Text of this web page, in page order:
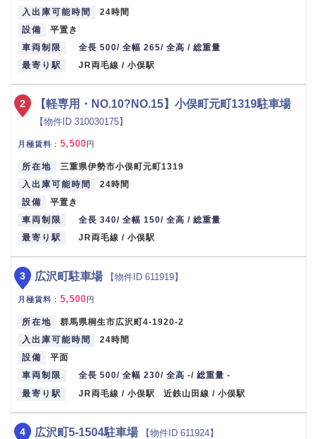
入出庫可能時間
24時間
設備
平置き
車両制限
全長 500/ 全幅 265/ 全高 / 総重量
最寄り駅
JR両毛線 / 小俣駅
【軽専用・NO.10?NO.15】小俣町元町1319駐車場
【物件ID 310030175】
月極賃料 ： 5,500 円
所在地
三重県伊勢市小俣町元町1319
入出庫可能時間
24時間
設備
平置き
車両制限
全長 340/ 全幅 150/ 全高 / 総重量
最寄り駅
JR両毛線 / 小俣駅
2
広沢町駐車場 【物件ID 611919】
月極賃料 ： 5,500 円
所在地
群馬県桐生市広沢町4-1920-2
入出庫可能時間
24時間
設備
平面
車両制限
全長 500/ 全幅 230/ 全高 -/ 総重量 -
最寄り駅
JR両毛線 / 小俣駅 近鉄山田線 / 小俣駅
3
広沢町5-1504駐車場 【物件ID 611924】
4